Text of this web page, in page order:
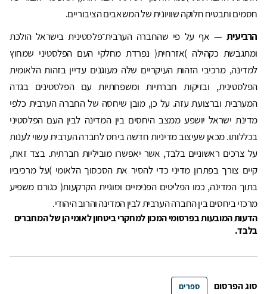
חסמים ותבטיח חלוקה שוויונית של המשאבים הציבוריים.
הרביעית — אף על פי שהחברה הערבית־פלסטינית בישראל הולכת
ומתגבשת כקהילה )אזרחית( נפרדת מחלקי העם הפלסטיני שמחוץ
למדינה, מרכיבי הזהות העיקריים שלה מעוגנים עדיין בזהות הלאומית
הפלסטינית, ובזיקות חברתיות ומשפחתיות עם הפלסטינים בגדה
המערבית וברצועת עזה. על כן, מובן שיחסה של החברה הערבית כלפי
מדינת ישראל יושפע ממצב היחסים בין המדינה לבין העם הפלסטיני
בכללותו. מכאן שעיצוב מדיניות חדשה ביחס לחברה הערבית עשוי לענות
על צרכים ראשוניים בלבד, אשר יאפשרו מוביליות חברתית. בצד זאת,
קיים צורך בפתרון מדיני כדי להסיר את הסכסוך הלאומי )על מרכיביו
בתוך המדינה, כמו הפליטים הפנימיים וסוגיית הקרקעות( כגורם משפיע
מרכזי ביחסים בין החברה הערבית לבין המדינה והרוב היהודי.
הדעות המובעות בפרסומי המכון למחקרי ביטחון לאומי הן של המחברים
בלבד.
סוג הפרסום ספרים